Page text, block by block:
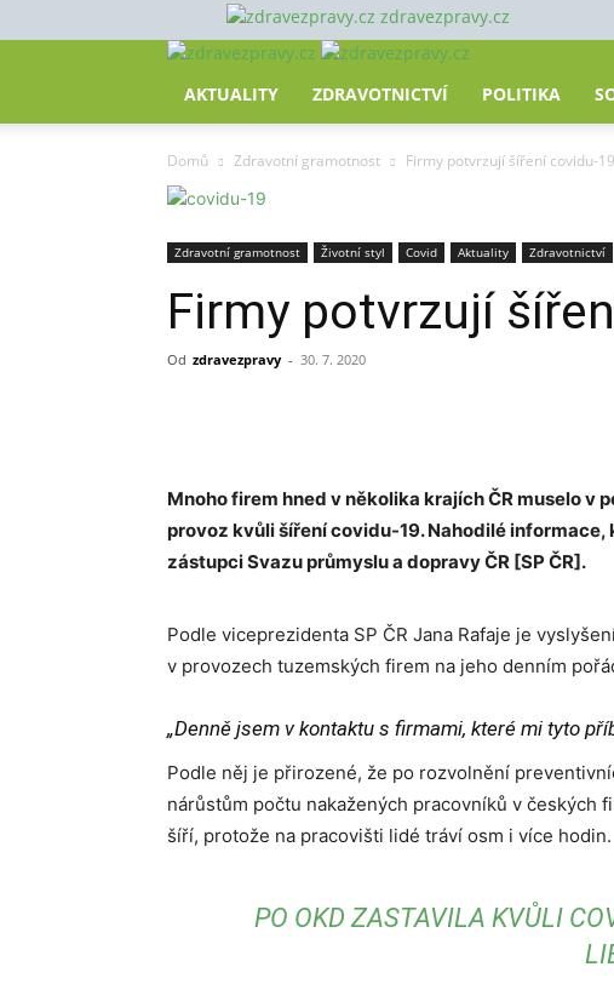
zdravezpravy.cz
AKTUALITY ZDRAVOTNICTVÍ POLITIKA
Domů Zdravotní gramotnost Firmy potvrzují šíření covidu-
Zdravotní gramotnost Životní styl Covid Aktuality Zdravotnictví
Firmy potvrzují
Od zdravezpravy - 30. 7. 2020
Mnoho firem hned v několika krajích ČR muselo
provoz kvůli šíření covidu-19. Nahodilé
zástupci Svazu průmyslu a dopravy ČR [SP ČR].
Podle viceprezidenta SP ČR Jana Rafaje je
v provozech tuzemských firem na jeho denním
„Denně jsem v kontaktu s firmami, které mi tyto
Podle něj je přirozené, že po rozvolnění
nárůstům počtu nakažených pracovníků v českých
šíří, protože na pracovišti lidé tráví osm i více hodin.
PO OKD ZASTAVILA KVŮLI